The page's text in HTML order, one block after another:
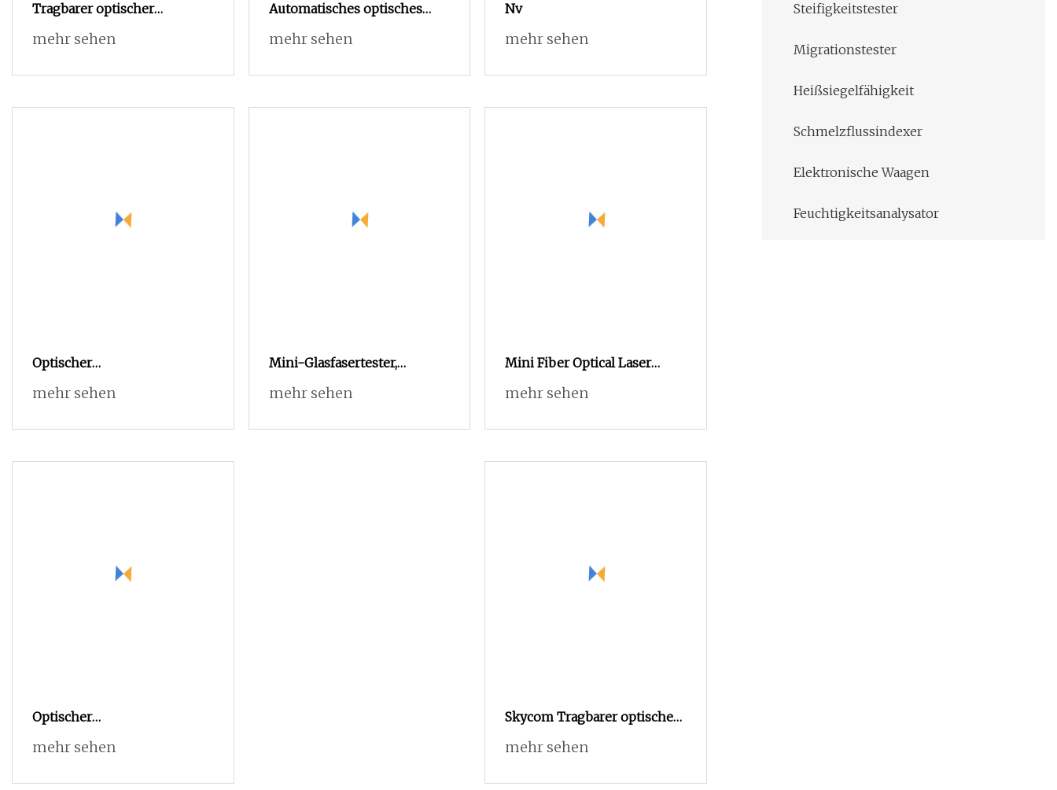
Tragbarer optischer
Zeitbereichsreflektometer-
mehr sehen
Automatisches optisches
Präzisionsbildtestgerät /
mehr sehen
Nv
mehr sehen
Optischer
Kontaktwinkeltester/Wassertropfenwinkeltester
mehr sehen
Mini-Glasfasertester,
tragbarer optischer OTDR-
mehr sehen
Mini Fiber Optical Laser
Power Meter Visual Fault
Optische Faser Tester Opm
mehr sehen
Optischer
Kontaktwinkeltester Kontakt
mehr sehen
Skycom Tragbarer optischer
Fehlersucher mit roter
Vfl
mehr sehen
Steifigkeitstester
Migrationstester
Heißsiegelfähigkeit
Schmelzflussindexer
Elektronische Waagen
Feuchtigkeitsanalysator